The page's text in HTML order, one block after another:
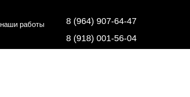
напольные покрытия8 (918) 001-56-04
наши работы 8 (964) 907-64-47